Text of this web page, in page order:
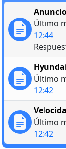
Último
12:44
Último
12:42
Último
12:42